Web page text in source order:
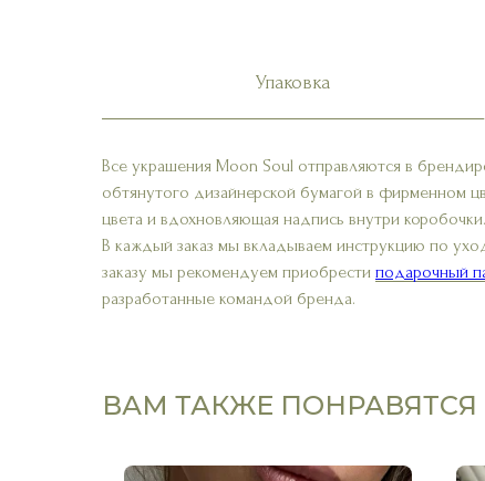
Упаковка
Все украшения Moon Soul отправляются в
обтянутого дизайнерской бумагой в фирменном
цвета и вдохновляющая надпись внутри коробочки.
В каждый заказ мы вкладываем инструкцию по
заказу мы рекомендуем приобрести подарочный
разработанные командой бренда.
ВАМ ТАКЖЕ ПОНРАВЯТСЯ